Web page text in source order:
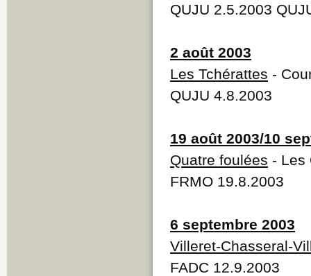
QUJU 2.5.2003
2 août 2003
Les Tchérattes -
QUJU 4.8.2003
19 août 2003/10
Quatre foulées - Les
FRMO 19.8.2003
6 septembre 2003
Villeret-Chasseral-
FADC 12.9.2003